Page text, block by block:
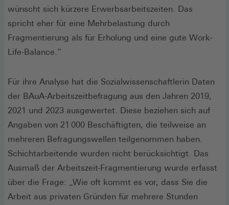
wünscht sich kürzere Erwerbsarbeitszeiten. Das
spricht eher für eine Mehrbelastung durch
Fragmentierung als für Erholung und eine gute Work-
Life-Balance.“
Für ihre Analyse hat die Sozialwissenschaftlerin Daten
der BAuA-Arbeitszeitbefragung aus den Jahren 2019,
2021 und 2023 ausgewertet. Diese beziehen sich auf
Angaben von 21 000 Beschäftigten, die teilweise an
mehreren Befragungswellen teilgenommen haben.
Schichtarbeitende wurden nicht berücksichtigt. Das
Ausmaß der Arbeitszeit-Fragmentierung wurde erfasst
über die Frage: „Wie oft kommt es vor, dass Sie die
Arbeit aus privaten Gründen für mehrere Stunden